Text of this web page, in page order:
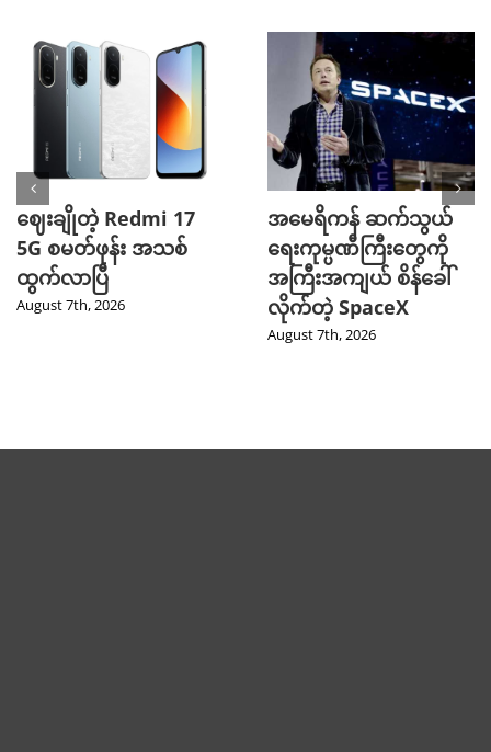
ဈေးချိုတဲ့ Redmi 17
5G စမတ်ဖုန်း အသစ်
ထွက်လာပြီ
August 7th, 2026
အမေရိကန် ဆက်သွယ်
ရေးကုမ္ပဏီကြီးတွေကို
အကြီးအကျယ် စိန်ခေါ်
လိုက်တဲ့ SpaceX
August 7th, 2026